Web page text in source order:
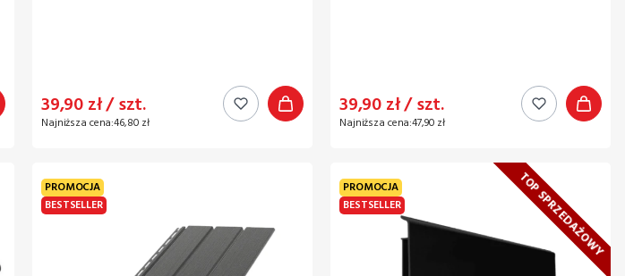
Cena promocyjna
39,90 zł / szt.
Najniższa cena:46,80 zł
Cena promocyjna
39,90 zł / szt.
Najniższa cena:47,90 zł
PROMOCJA
BESTSELLER
PROMOCJA
BESTSELLER
TOP SPRZEDAŻOWY